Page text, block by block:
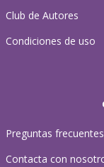
Club de Autores
Condiciones de uso
Preguntas frecuentes
Contacta con